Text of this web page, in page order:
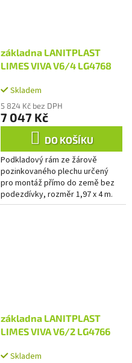
základna LANITPLAST
LIMES VIVA V6/4 LG4768
Skladem
5 824 Kč bez DPH
7 047 Kč
DO KOŠÍKU
Podkladový rám ze žárově
pozinkovaného plechu určený
pro montáž přímo do země bez
podezdívky, rozměr 1,97 x 4 m.
základna LANITPLAST
LIMES VIVA V6/2 LG4766
Skladem